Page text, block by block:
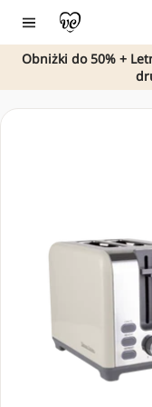
treści
Nawigacja
Obniżki do 50% +